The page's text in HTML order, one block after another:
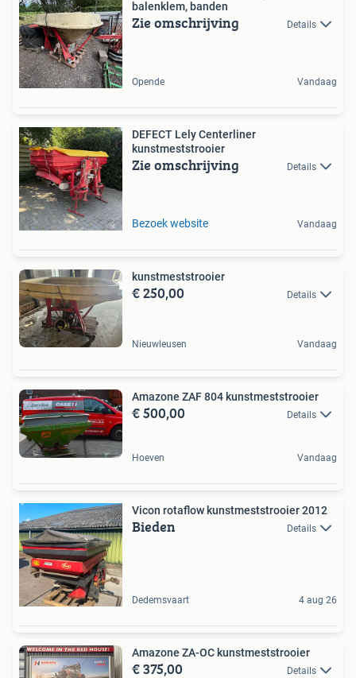
balenklem, banden
Zie omschrijving Details
Opende Vandaag
DEFECT Lely Centerliner
kunstmeststrooier
Zie omschrijving Details
Bezoek website Vandaag
kunstmeststrooier
€ 250,00 Details
Nieuwleusen Vandaag
Amazone ZAF 804 kunstmeststrooier
€ 500,00 Details
Hoeven Vandaag
Vicon rotaflow kunstmeststrooier 2012
Bieden Details
Dedemsvaart 4 aug 26
Amazone ZA-OC kunstmeststrooier
€ 375,00 Details